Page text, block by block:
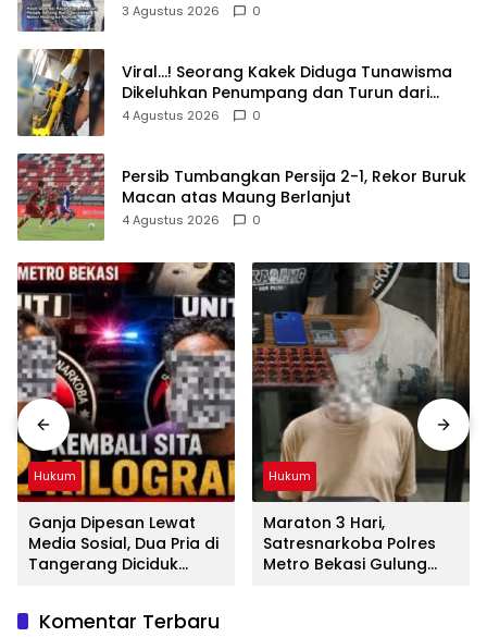
Pemilik
3 Agustus 2026 0
Viral…! Seorang Kakek Diduga Tunawisma
Dikeluhkan Penumpang dan Turun dari
TransJakarta Karena Bau Badan
4 Agustus 2026 0
Persib Tumbangkan Persija 2-1, Rekor Buruk
Macan atas Maung Berlanjut
4 Agustus 2026 0
Hukum
Ganja Dipesan Lewat
Media Sosial, Dua Pria di
Tangerang Diciduk
Hukum
Maraton 3 Hari,
Satresnarkoba Polres
Metro Bekasi Gulung
Komentar Terbaru